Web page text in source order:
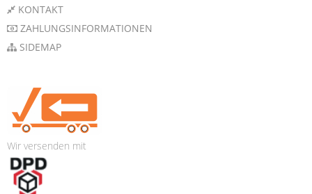
KONTAKT
ZAHLUNGSINFORMATIONEN
SIDEMAP
Wir versenden mit